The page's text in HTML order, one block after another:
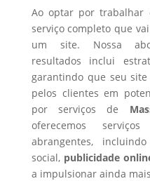
Ao optar por trabalhar
serviço completo que
um site. Nossa
resultados inclui
garantindo que seu
pelos clientes em
por serviços de
oferecemos
abrangentes,
social, publicidade
a impulsionar ainda